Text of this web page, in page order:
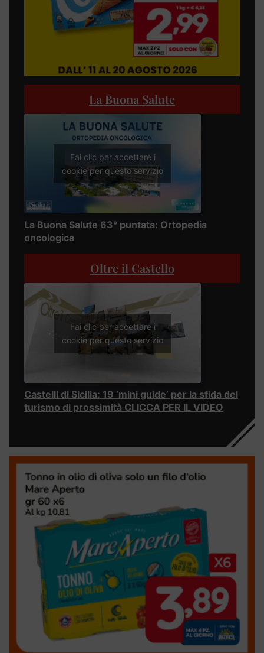
La Buona Salute
Fai clic per accettare i
cookie per questo servizio
La Buona Salute 63° puntata: Ortopedia
oncologica
Oltre il Castello
Fai clic per accettare i
cookie per questo servizio
Castelli di Sicilia: 19 ‘mini guide’ per la sfida del
turismo di prossimità CLICCA PER IL VIDEO